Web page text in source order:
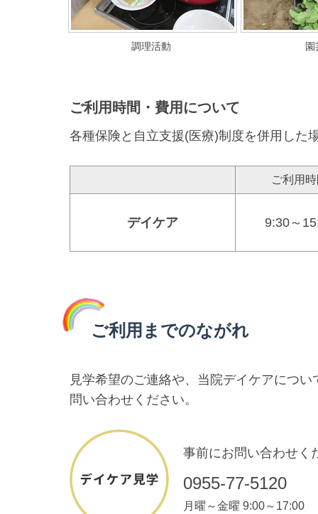
調理活動
ご利用時間・費用について
各種保険と自立支援(医療)制度を併用した
ご利用
デイケア 9:30～
ご利用までのながれ
見学希望のご連絡や、当院デイケアにつ
問い合わせください。
事前にお問い合わせく
0955-77-5120
月曜～金曜 9:00～17:00